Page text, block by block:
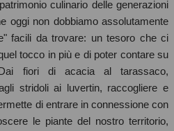
culinario delle generazioni
oggi non dobbiamo assolutamente
facili da trovare: un tesoro che ci
tocco in più e di poter contare su
fiori di acacia al tarassaco,
stridoli ai luvertin, raccogliere e
di entrare in connessione con
le piante del nostro territorio,